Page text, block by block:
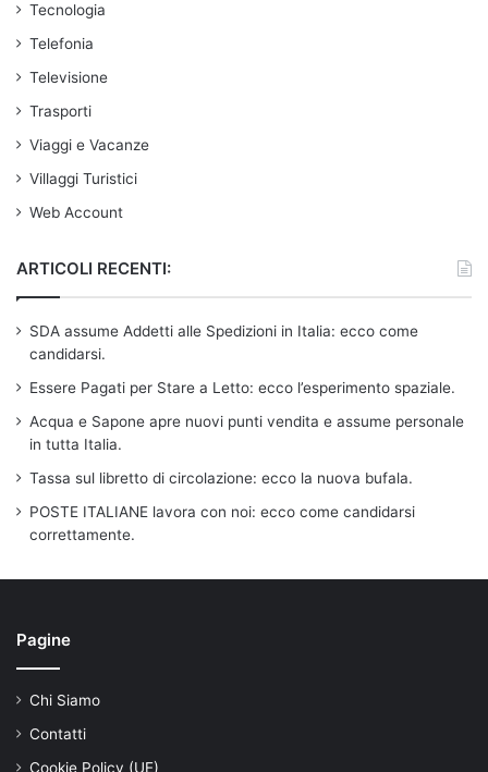
Tecnologia
Telefonia
Televisione
Trasporti
Viaggi e Vacanze
Villaggi Turistici
Web Account
ARTICOLI RECENTI:
SDA assume Addetti alle Spedizioni in Italia: ecco come
candidarsi.
Essere Pagati per Stare a Letto: ecco l’esperimento spaziale.
Acqua e Sapone apre nuovi punti vendita e assume personale
in tutta Italia.
Tassa sul libretto di circolazione: ecco la nuova bufala.
POSTE ITALIANE lavora con noi: ecco come candidarsi
correttamente.
Pagine
Chi Siamo
Contatti
Cookie Policy (UE)